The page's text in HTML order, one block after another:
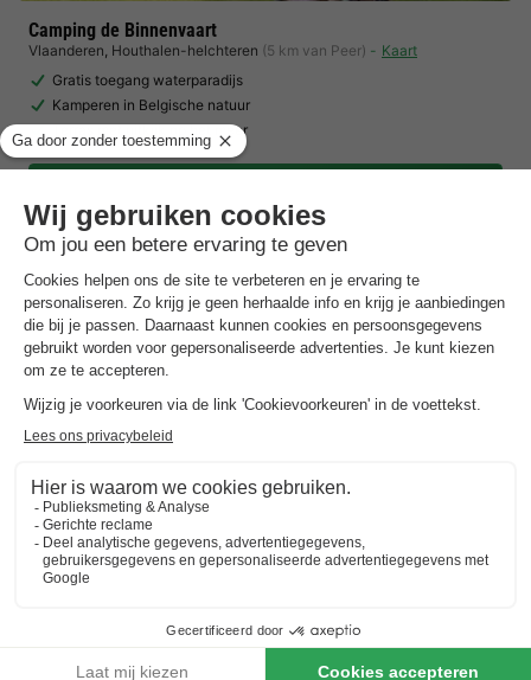
Camping de Binnenvaart
Vlaanderen, Houthalen-helchteren (5 km van Peer)
Kaart
Gratis toegang waterparadijs
Kamperen in Belgische natuur
Terras met uitkijk op het meer
Vakantiepark 't Vosseven ★★★★
Limburg, Stramproy (15,3 km van Peer)
Grenspark Kempen-Broek
Rust en ruimte